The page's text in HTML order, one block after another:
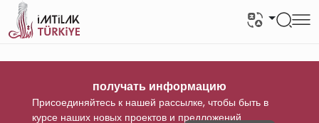
получать информацию
Присоединяйтесь к нашей рассылке, чтобы быть в
курсе наших новых проектов и предложений